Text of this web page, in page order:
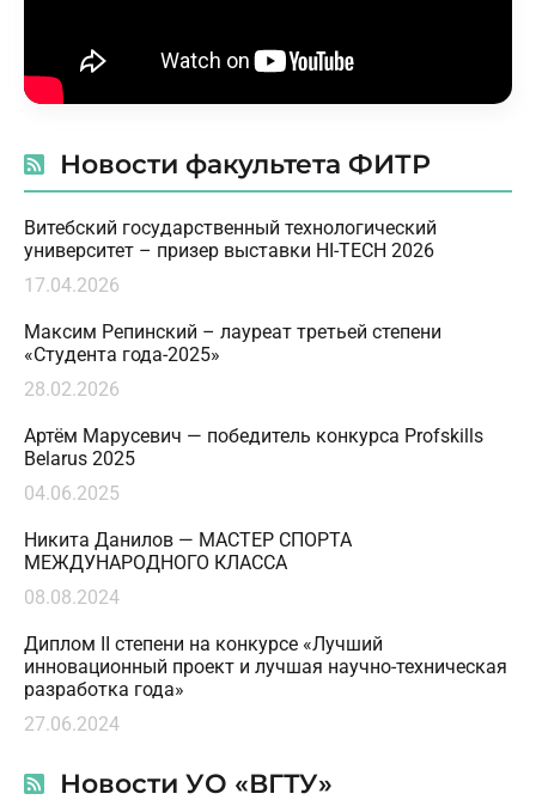
Новости факультета ФИТР
Витебский государственный технологический
университет – призер выставки HI-TECH 2026
17.04.2026
Максим Репинский – лауреат третьей степени
«Студента года-2025»
28.02.2026
Артём Марусевич — победитель конкурса Profskills
Belarus 2025
04.06.2025
Никита Данилов — МАСТЕР СПОРТА
МЕЖДУНАРОДНОГО КЛАССА
08.08.2024
Диплом II степени на конкурсе «Лучший
инновационный проект и лучшая научно-техническая
разработка года»
27.06.2024
Новости УО «ВГТУ»